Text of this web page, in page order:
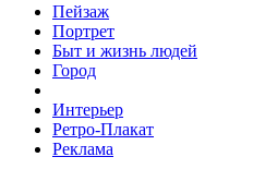
Пейзаж
Портрет
Быт и жизнь людей
Город
Интерьер
Ретро-Плакат
Реклама